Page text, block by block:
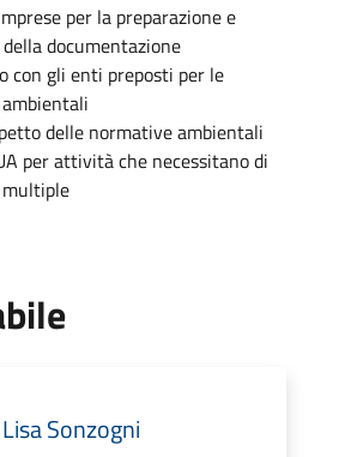
per la preparazione e
documentazione
con gli enti preposti per le
delle normative ambientali
per attività che necessitano di
Lisa Sonzogni